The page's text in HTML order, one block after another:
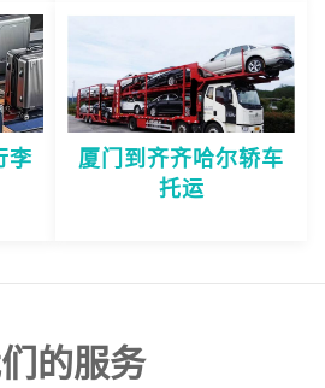
李
厦门到齐齐哈尔轿车
托运
的服务